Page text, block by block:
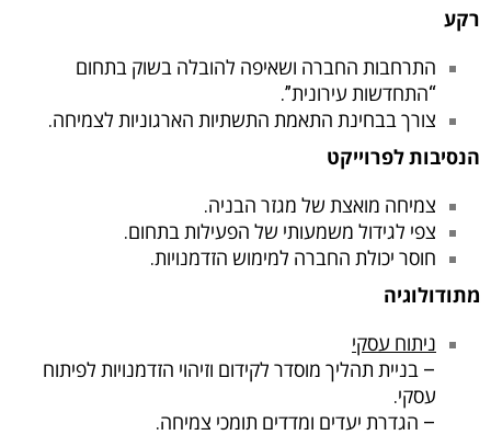
רקע
התרחבות החברה ושאיפה להובלה בשוק בתחום
“התחדשות עירונית”.
צורך בבחינת התאמת התשתיות הארגוניות לצמיחה.
הנסיבות לפרוייקט
צמיחה מואצת של מגזר הבניה.
צפי לגידול משמעותי של הפעילות בתחום.
חוסר יכולת החברה למימוש הזדמנויות.
מתודולוגיה
ניתוח עסקי
– בניית תהליך מוסדר לקידום וזיהוי הזדמנויות לפיתוח
עסקי.
– הגדרת יעדים ומדדים תומכי צמיחה.